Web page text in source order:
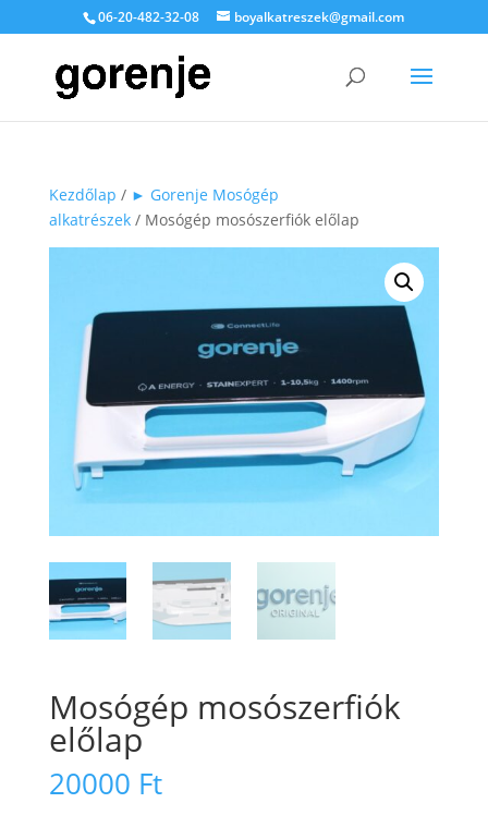
06-20-482-32-08 boyalkatreszek@gmail.com
Kezdőlap / ► Gorenje Mosógép
alkatrészek/ Mosógép mosószerfiók előlap
Mosógép mosószerfiók
előlap
20000 Ft